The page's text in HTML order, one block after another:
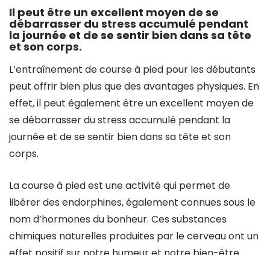
Il peut être un excellent moyen de se
débarrasser du stress accumulé pendant
la journée et de se sentir bien dans sa tête
et son corps.
L’entraînement de course à pied pour les débutants
peut offrir bien plus que des avantages physiques. En
effet, il peut également être un excellent moyen de
se débarrasser du stress accumulé pendant la
journée et de se sentir bien dans sa tête et son
corps.
La course à pied est une activité qui permet de
libérer des endorphines, également connues sous le
nom d’hormones du bonheur. Ces substances
chimiques naturelles produites par le cerveau ont un